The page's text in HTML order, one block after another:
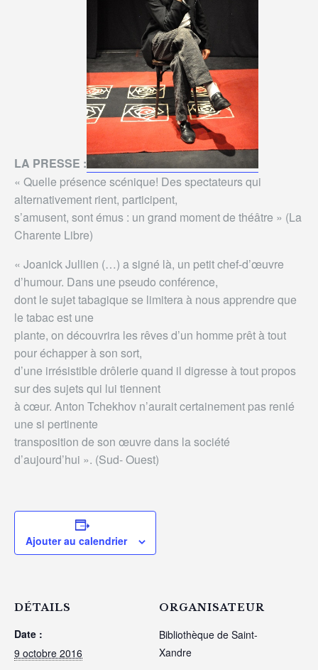
LA PRESSE :
« Quelle présence scénique! Des spectateurs qui
alternativement rient, participent,
s’amusent, sont émus : un grand moment de théâtre » (La
Charente Libre)
« Joanick Jullien (…) a signé là, un petit chef-d’œuvre
d’humour. Dans une pseudo conférence,
dont le sujet tabagique se limitera à nous apprendre que
le tabac est une
plante, on découvrira les rêves d’un homme prêt à tout
pour échapper à son sort,
d’une irrésistible drôlerie quand il digresse à tout propos
sur des sujets qui lui tiennent
à cœur. Anton Tchekhov n’aurait certainement pas renié
une si pertinente
transposition de son œuvre dans la société
d’aujourd’hui ». (Sud- Ouest)
Ajouter au calendrier
DÉTAILS
Date :
9 octobre 2016
ORGANISATEUR
Bibliothèque de Saint-
Xandre